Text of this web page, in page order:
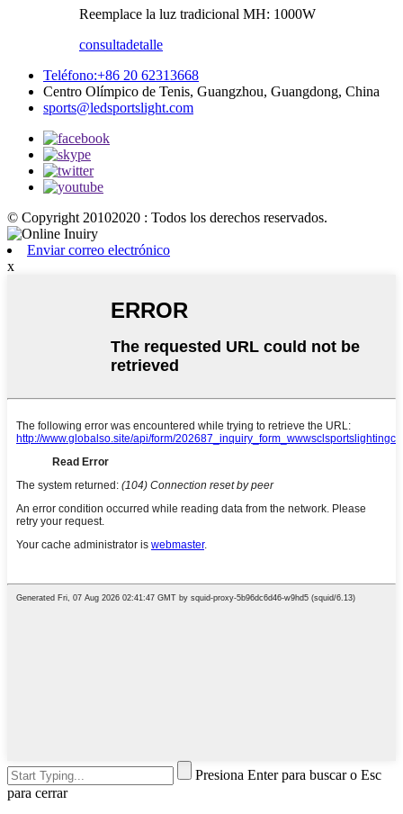
Reemplace la luz tradicional MH: 1000W
consultadetalle
Teléfono:+86 20 62313668
Centro Olímpico de Tenis, Guangzhou, Guangdong, China
sports@ledsportslight.com
© Copyright 20102020 : Todos los derechos reservados.
Enviar correo electrónico
x
Presiona Enter para buscar o Esc
para cerrar